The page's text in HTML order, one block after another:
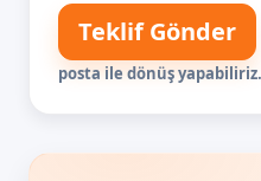
Teklif Gönder
posta ile dönüş yapabiliriz.